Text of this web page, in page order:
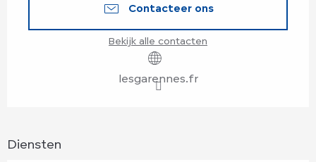
Contacteer ons
Bekijk alle contacten
lesgarennes.fr
Diensten